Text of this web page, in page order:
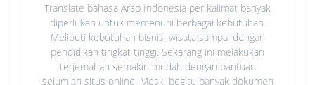
Translate bahasa Arab Indonesia per kalimat banyak
diperlukan untuk memenuhi berbagai kebutuhan.
Meliputi kebutuhan bisnis, wisata sampai dengan
pendidikan tingkat tinggi. Sekarang ini melakukan
terjemahan semakin mudah dengan bantuan
sejumlah situs online. Meski begitu banyak dokumen